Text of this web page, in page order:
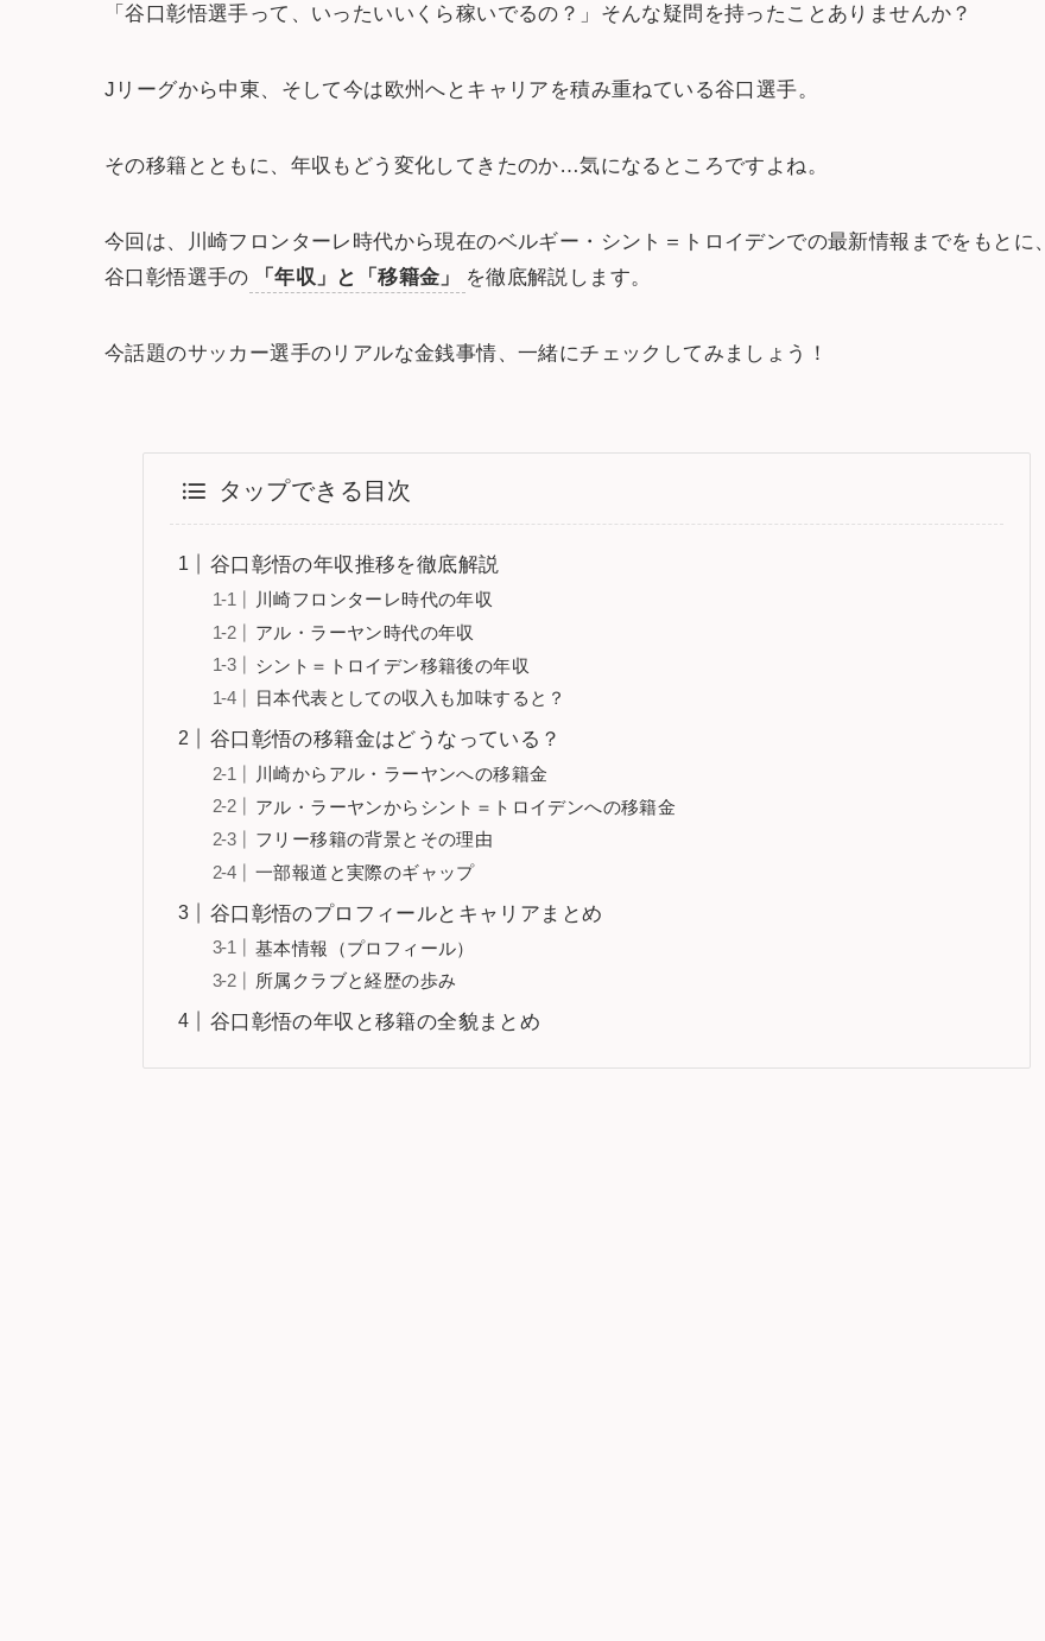
「谷口彰悟選手って、いったいいくら稼いでるの？」そんな疑問を持ったことありませんか？
Jリーグから中東、そして今は欧州へとキャリアを積み重ねている谷口選手。
その移籍とともに、年収もどう変化してきたのか…気になるところですよね。
今回は、川崎フロンターレ時代から現在のベルギー・シント＝トロイデンでの最新情報までをもとに、
谷口彰悟選手の
「年収」と「移籍金」 を徹底解説します。
今話題のサッカー選手のリアルな金銭事情、一緒にチェックしてみましょう！
タップできる目次
谷口彰悟の年収推移を徹底解説
川崎フロンターレ時代の年収
アル・ラーヤン時代の年収
シント＝トロイデン移籍後の年収
日本代表としての収入も加味すると？
谷口彰悟の移籍金はどうなっている？
川崎からアル・ラーヤンへの移籍金
アル・ラーヤンからシント＝トロイデンへの移籍金
フリー移籍の背景とその理由
一部報道と実際のギャップ
谷口彰悟のプロフィールとキャリアまとめ
基本情報（プロフィール）
所属クラブと経歴の歩み
谷口彰悟の年収と移籍の全貌まとめ